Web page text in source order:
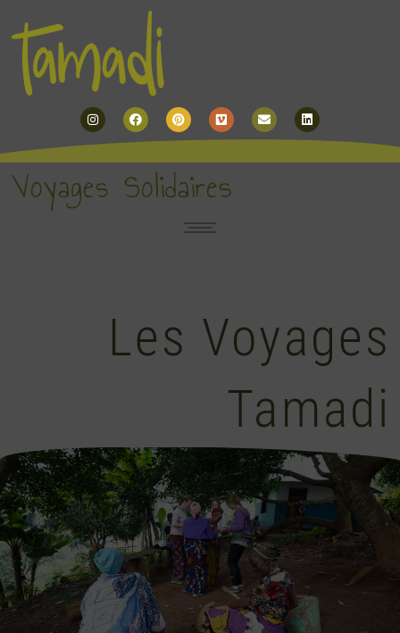
InstagramFacebookPinterestVimeo EnvelopeLinkedin
Voyages Solidaires
Les Voyages
Tamadi